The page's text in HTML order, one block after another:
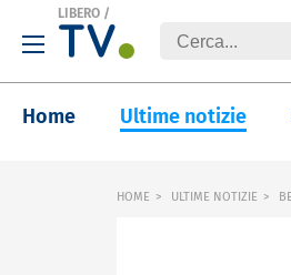
LIBERO /
Home Ultime notizie
HOME ULTIME NOTIZIE